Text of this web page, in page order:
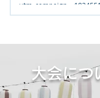
ent=before2 ※公開日は
大会につ